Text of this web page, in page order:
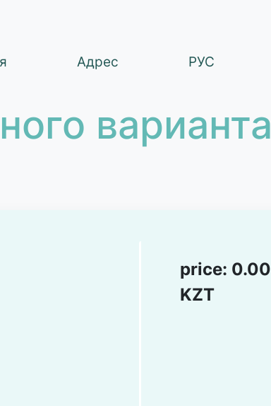
Адрес РУС
варианта
price: 0.00
KZT